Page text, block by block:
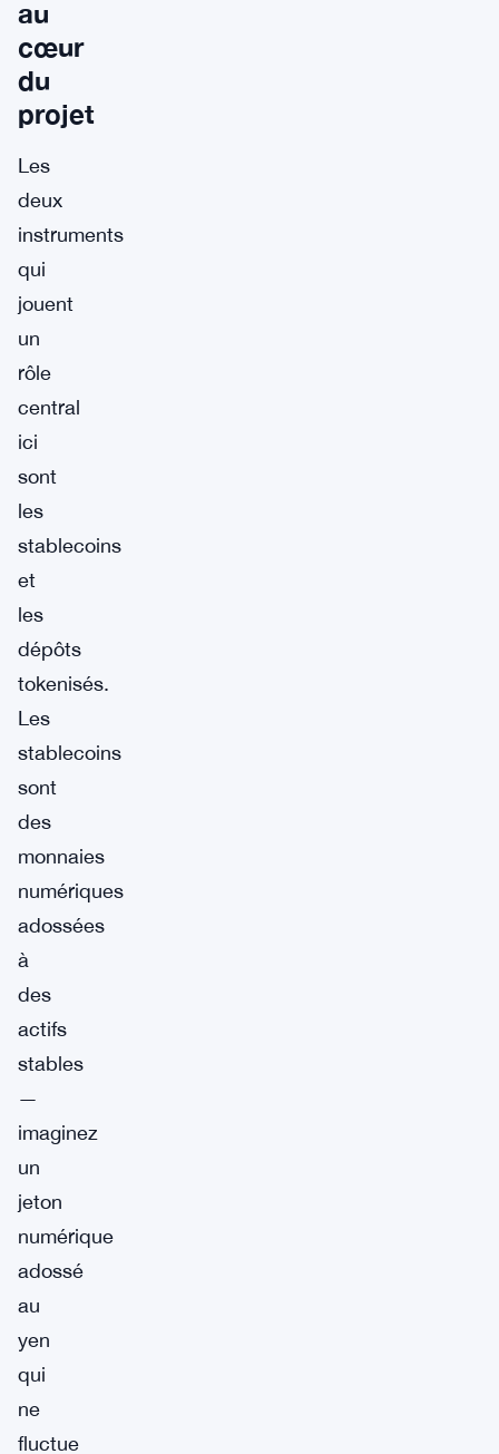
au
cœur
du
projet
Les
deux
instruments
qui
jouent
un
rôle
central
ici
sont
les
stablecoins
et
les
dépôts
tokenisés.
Les
stablecoins
sont
des
monnaies
numériques
adossées
à
des
actifs
stables
—
imaginez
un
jeton
numérique
adossé
au
yen
qui
ne
fluctue